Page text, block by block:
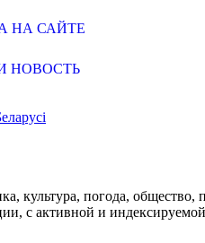
НА САЙТЕ
НОВОСТЬ
культура, погода, общество,
с активной и